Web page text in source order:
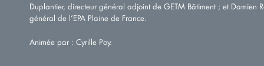
Duplantier, directeur général adjoint de GETM Bâtiment ; et Damien
général de l’EPA Plaine de France.
Animée par : Cyrille Poy.